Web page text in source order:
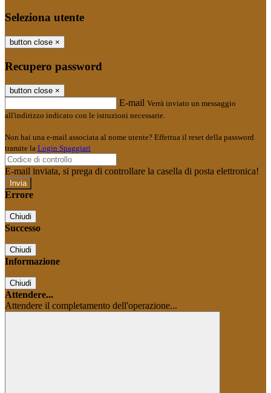
Seleziona utente
button close ×
Recupero password
button close ×
E-mail Verrà inviato un messaggio
all'indirizzo indicato con le istruzioni necessarie.
Non hai una e-mail associata al nome utente? Effettua il reset della password
tramite la Login Spaggiari
E-mail inviata, si prega di controllare la casella di posta elettronica!
Errore
Chiudi
Successo
Chiudi
Informazione
Chiudi
Attendere...
Attendere il completamento dell'operazione...